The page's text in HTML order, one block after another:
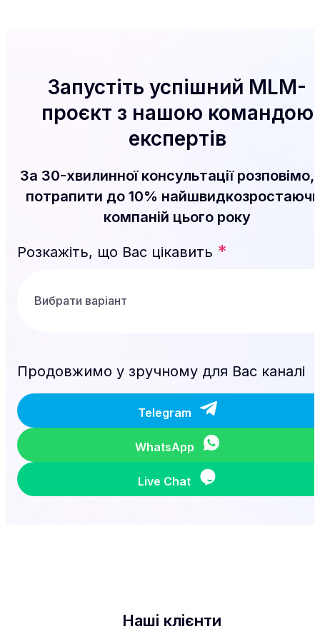
Запустіть успішний MLM-
проєкт з нашою командою
експертів
За 30-хвилинної консультації розповімо,
потрапити до 10%
компаній цього року
Розкажіть, що Вас цікавить *
Продовжимо у зручному для Вас каналі
Telegram
WhatsApp
Live Chat
Наші клієнти